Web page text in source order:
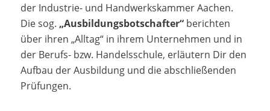
der Industrie- und Handwerkskammer Aachen.
Die sog. „Ausbildungsbotschafter“berichten
über ihren „Alltag“ in ihrem Unternehmen und in
der Berufs- bzw. Handelsschule, erläutern Dir den
Aufbau der Ausbildung und die abschließenden
Prüfungen.